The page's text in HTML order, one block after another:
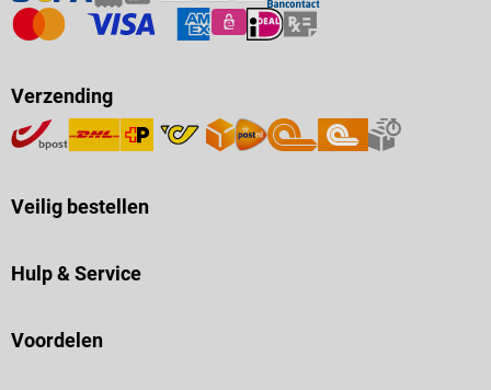
Verzending
Veilig bestellen
Hulp & Service
Voordelen